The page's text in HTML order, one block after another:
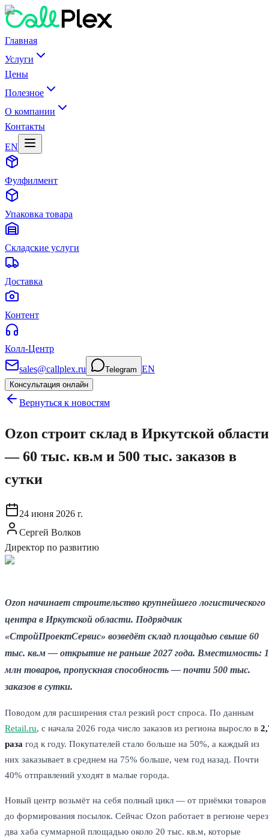
Главная
Услуги
Цены
Полезное
О компании
Контакты
EN
Фулфилмент
Упаковка товара
Складские услуги
Доставка
Контент
Колл-Центр
sales@callplex.ru
Telegram EN
Консультация онлайн
Вернуться к новостям
Ozon строит склад в Иркутской области
— 60 тыс. кв.м и 500 тыс. заказов в
сутки
24 июня 2026 г.
Сергей Волков
Директор по развитию
Ozon начинает строительство крупнейшего логистического
центра в Иркутской области. Подрядчик
«СтройПроектСервис» возведёт склад площадью свыше 60
тыс. кв.м — открытие не раньше 2027 года. Вместимость:
млн товаров, пропускная способность — почти 500 тыс.
заказов в сутки.
Поводом для расширения стал резкий рост спроса. По данным
Retail.ru, с начала 2026 года число заказов из региона выросло в
раза год к году. Покупателей стало больше на 50%, а каждый из
них заказывает в среднем на 75% больше, чем год назад. Почти
40% отправлений уходят в малые города.
Новый центр возьмёт на себя полный цикл — от приёмки товаров
до формирования посылок. Сейчас Ozon работает в регионе через
два хаба суммарной площадью около 20 тыс. кв.м, которые